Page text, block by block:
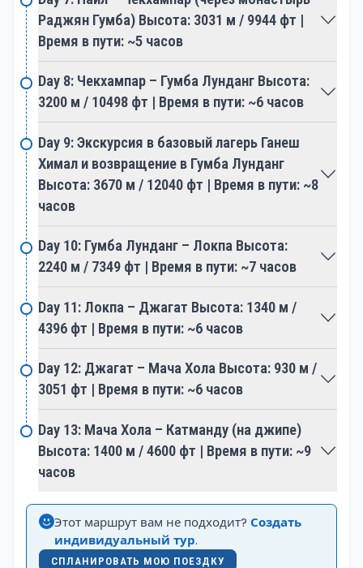
Раджян Гумба) Высота: 3031 м / 9944 фт |
Время в пути: ~5 часов
Day 8: Чекхампар – Гумба Лунданг Высота:
3200 м / 10498 фт | Время в пути: ~6 часов
Day 9: Экскурсия в базовый лагерь Ганеш
Химал и возвращение в Гумба Лунданг
Высота: 3670 м / 12040 фт | Время в пути: ~8
часов
Day 10: Гумба Лунданг – Локпа Высота:
2240 м / 7349 фт | Время в пути: ~7 часов
Day 11: Локпа – Джагат Высота: 1340 м /
4396 фт | Время в пути: ~6 часов
Day 12: Джагат – Мача Хола Высота: 930 м /
3051 фт | Время в пути: ~6 часов
Day 13: Мача Хола – Катманду (на джипе)
Высота: 1400 м / 4600 фт | Время в пути: ~9
часов
Этот маршрут вам не подходит? Создать
индивидуальный тур.
СПЛАНИРОВАТЬ МОЮ ПОЕЗДКУ